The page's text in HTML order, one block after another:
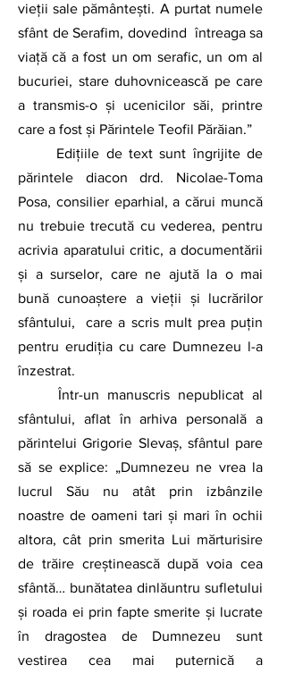
vieții sale pământești. A purtat numele
sfânt de Serafim, dovedind  întreaga sa
viață că a fost un om serafic, un om al
bucuriei, stare duhovnicească pe care
a transmis-o și ucenicilor săi, printre
care a fost și Părintele Teofil Părăian.”
părintele diacon drd. Nicolae-Toma
Posa, consilier eparhial, a cărui muncă
nu trebuie trecută cu vederea, pentru
acrivia aparatului critic, a documentării
și a surselor, care ne ajută la o mai
bună cunoaștere a vieții și lucrărilor
sfântului,  care a scris mult prea puțin
pentru erudiția cu care Dumnezeu l-a
înzestrat.
sfântului, aflat în arhiva personală a
părintelui Grigorie Slevaș, sfântul pare
să se explice: „Dumnezeu ne vrea la
lucrul Său nu atât prin izbânzile
noastre de oameni tari și mari în ochii
altora, cât prin smerita Lui mărturisire
de trăire creștinească după voia cea
sfântă… bunătatea dinlăuntru sufletului
și roada ei prin fapte smerite și lucrate
în dragostea de Dumnezeu sunt
vestirea cea mai puternică a